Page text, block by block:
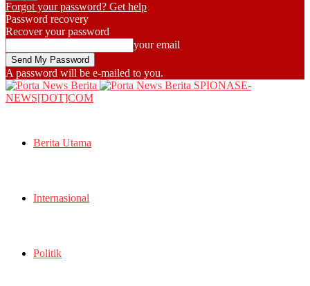
Forgot your password? Get help
Password recovery
Recover your password
your email
A password will be e-mailed to you.
SPIONASE-
NEWS[DOT]COM
Berita Utama
Internasional
Politik